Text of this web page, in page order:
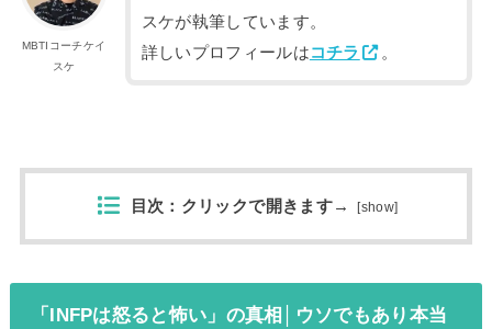
MBTIコーチケイ
スケ
スケが執筆しています。
詳しいプロフィールはコチラ 。
目次：クリックで開きます→ [show]
「INFPは怒ると怖い」の真相│ウソでもあり本当